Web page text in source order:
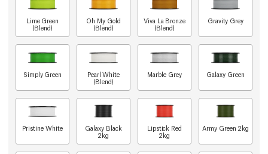
Lime Green
(Blend)
Oh My Gold
(Blend)
Viva La Bronze
(Blend)
Gravity Grey
Simply Green
Pearl White
(Blend)
Marble Grey Galaxy Green
Pristine White
Galaxy Black
2kg
Lipstick Red
2kg
Army Green 2kg